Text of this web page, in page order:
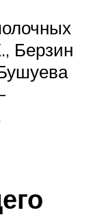
Берзин